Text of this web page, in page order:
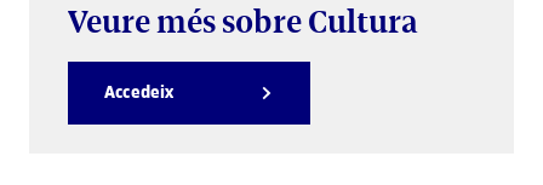
Veure més sobre Cultura
Accedeix